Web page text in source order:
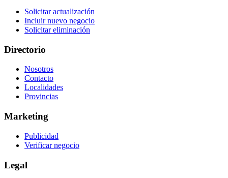
Solicitar actualización
Incluir nuevo negocio
Solicitar eliminación
Directorio
Nosotros
Contacto
Localidades
Provincias
Marketing
Publicidad
Verificar negocio
Legal